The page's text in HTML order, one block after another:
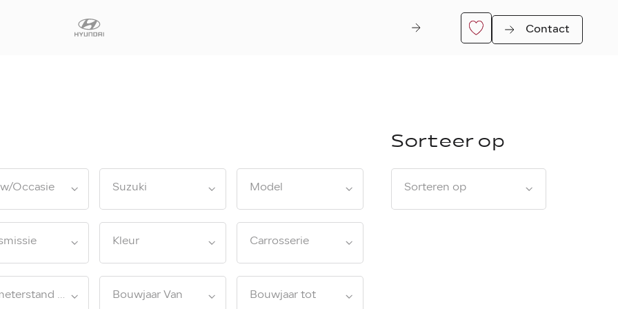
Contact
Fleet
Autoverhuur
Werkplaats
Carrosseriecenter
Occasie Suzuki Model
Kleur Carrosserie
Kilometerstand tot Bouwjaar Van Bouwjaar tot
Sorteer op
Sorteren op